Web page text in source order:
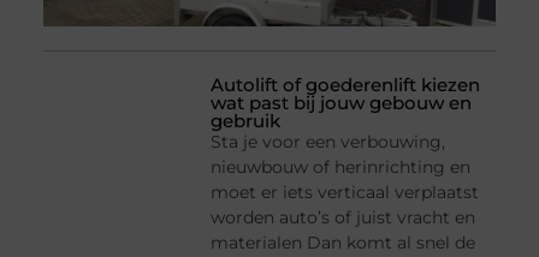
Autolift of goederenlift kiezen
wat past bij jouw gebouw en
gebruik
Sta je voor een verbouwing,
nieuwbouw of herinrichting en
moet er iets verticaal verplaatst
worden auto’s of juist vracht en
materialen Dan komt al snel de